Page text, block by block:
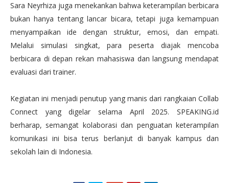
Sara Neyrhiza juga menekankan bahwa keterampilan berbicara
bukan hanya tentang lancar bicara, tetapi juga kemampuan
menyampaikan ide dengan struktur, emosi, dan empati.
Melalui simulasi singkat, para peserta diajak mencoba
berbicara di depan rekan mahasiswa dan langsung mendapat
evaluasi dari trainer.
Kegiatan ini menjadi penutup yang manis dari rangkaian Collab
Connect yang digelar selama April 2025. SPEAKING.id
berharap, semangat kolaborasi dan penguatan keterampilan
komunikasi ini bisa terus berlanjut di banyak kampus dan
sekolah lain di Indonesia.